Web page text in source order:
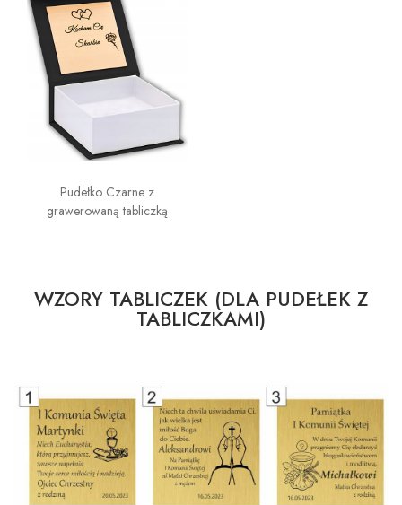
Pudełko Czarne z
grawerowaną tabliczką
WZORY TABLICZEK (DLA PUDEŁEK Z
TABLICZKAMI)